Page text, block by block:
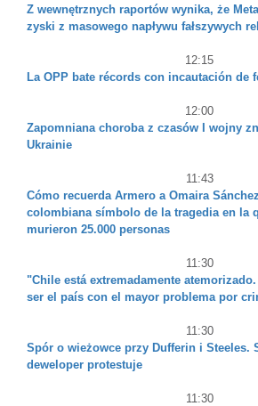
Z wewnętrznych raportów wynika, że
zyski z masowego napływu fałszywych
12:15
La OPP bate récords con incautación de
12:00
Zapomniana choroba z czasów I wojny
Ukrainie
11:43
Cómo recuerda Armero a Omaira
colombiana símbolo de la tragedia en la
murieron 25.000 personas
11:30
"Chile está extremadamente
ser el país con el mayor problema por
11:30
Spór o wieżowce przy Dufferin i Steeles.
deweloper protestuje
11:30